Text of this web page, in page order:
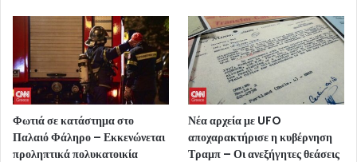
Φωτιά σε κατάστημα στο
Παλαιό Φάληρο – Εκκενώνεται
προληπτικά πολυκατοικία
Νέα αρχεία με UFO
αποχαρακτήρισε η κυβέρνηση
Τραμπ – Οι ανεξήγητες θεάσεις